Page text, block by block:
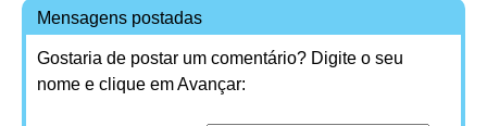
Mensagens postadas
Gostaria de postar um comentário? Digite o seu
nome e clique em Avançar: